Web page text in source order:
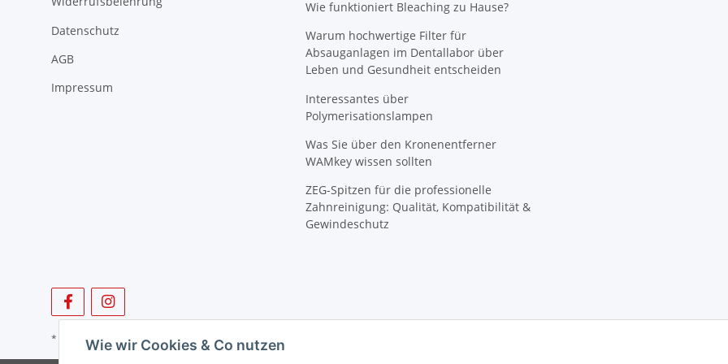
Datenschutz
AGB
Impressum
Wie funktioniert Bleaching zu Hause?
Warum hochwertige Filter für
Absauganlagen im Dentallabor über
Leben und Gesundheit entscheiden
Interessantes über
Polymerisationslampen
Was Sie über den Kronenentferner
WAMkey wissen sollten
ZEG-Spitzen für die professionelle
Zahnreinigung: Qualität, Kompatibilität &
Gewindeschutz
* Alle Preise zzgl. gesetzlicher USt., zzgl. Versand
Wie wir Cookies & Co nutzen